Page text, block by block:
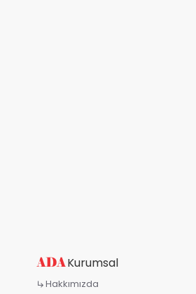
Kurumsal
Hakkımızda